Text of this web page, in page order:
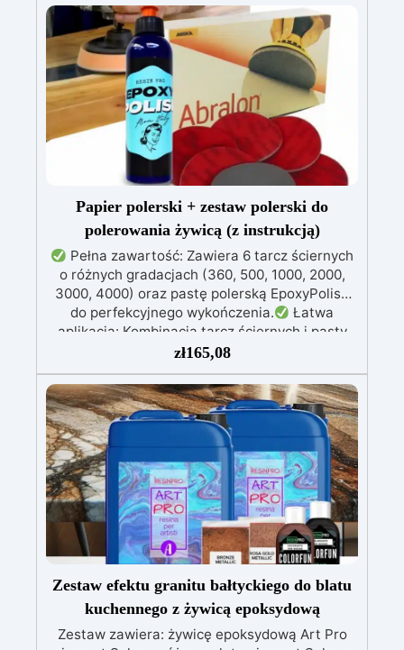
Papier polerski + zestaw polerski do
polerowania żywicą (z instrukcją)
Pełna zawartość: Zawiera 6 tarcz ściernych
o różnych gradacjach (360, 500, 1000, 2000,
3000, 4000) oraz pastę polerską EpoxyPolish
do perfekcyjnego wykończenia.
Łatwa
aplikacja: Kombinacja tarcz ściernych i pasty
polerskiej zapewnia prostą i skuteczną
polerowanie powierzchni z żywicy.
Stopniowe
kroki: Zacznij od niższych gradacji, aby usunąć
niedoskonałości, a zakończ na gradacji 4000,
uzyskując wysokiej jakości błyszczące
wykończenie.
Wykończenie satynowe lub
błyszczące: Aby uzyskać wykończenie
błyszczące, nałóż pastę EpoxyPolish; dla
wykończenia satynowego, dokładnie spłucz i
użyj Olio Cera Dura Satinata Osmo.
Szerokie
pokrycie: Zestaw pokrywa około 2 m²
powierzchni z żywicy, idealny do projektów DIY
lub profesjonalnych.
zł165,08
Zestaw efektu granitu bałtyckiego do blatu
kuchennego z żywicą epoksydową
Zestaw zawiera: żywicę epoksydową Art Pro